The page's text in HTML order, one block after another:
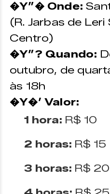
�Y”� Onde:
(R. Jarbas de
Centro)
�Y”? Quando:
outubro, de
às 18h
�Y�’ Valor:
1 hora: R$ 10
2 horas: R$ 15
3 horas: R$ 20